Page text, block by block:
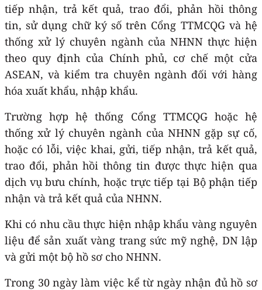
tiếp nhận, trả kết quả, trao đổi, phản hồi thông
tin, sử dụng chữ ký số trên Cổng TTMCQG và hệ
thống xử lý chuyên ngành của NHNN thực hiện
theo quy định của Chính phủ, cơ chế một cửa
ASEAN, và kiểm tra chuyên ngành đối với hàng
hóa xuất khẩu, nhập khẩu.
Trường hợp hệ thống Cổng TTMCQG hoặc hệ
thống xử lý chuyên ngành của NHNN gặp sự cố,
hoặc có lỗi, việc khai, gửi, tiếp nhận, trả kết quả,
trao đổi, phản hồi thông tin được thực hiện qua
dịch vụ bưu chính, hoặc trực tiếp tại Bộ phận tiếp
nhận và trả kết quả của NHNN.
Khi có nhu cầu thực hiện nhập khẩu vàng nguyên
liệu để sản xuất vàng trang sức mỹ nghệ, DN lập
và gửi một bộ hồ sơ cho NHNN.
Trong 30 ngày làm việc kể từ ngày nhận đủ hồ sơ